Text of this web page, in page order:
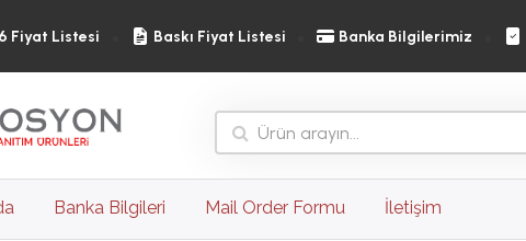
Fiyat Listesi Baskı Fiyat Listesi Banka Bilgilerimiz
Banka Bilgileri Mail Order Formu İletişim